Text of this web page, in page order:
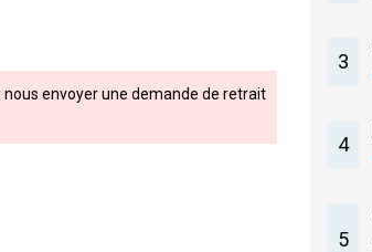
envoyer une demande de retrait
3
4
5